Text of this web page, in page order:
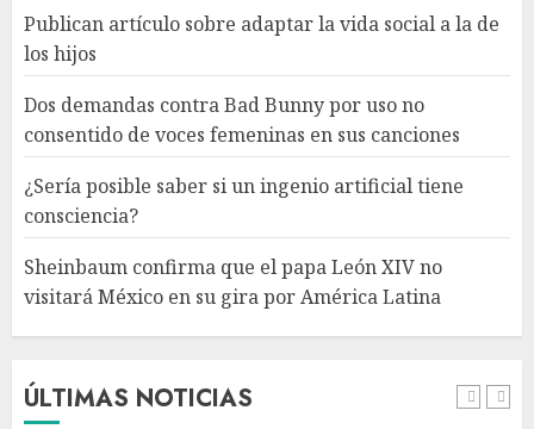
Publican artículo sobre adaptar la vida social a la de
los hijos
Dos demandas contra Bad Bunny por uso no
consentido de voces femeninas en sus canciones
¿Sería posible saber si un ingenio artificial tiene
consciencia?
Sheinbaum confirma que el papa León XIV no
visitará México en su gira por América Latina
ÚLTIMAS NOTICIAS
4
AGOSTO 6, 2026
5
Sheinbaum confirma que el
papa León XIV no visitará
México en su gira por América
Latina
1
Bacterias en el semen también
AGOSTO 6, 2026